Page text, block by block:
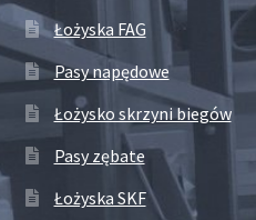
Łożyska FAG
Pasy napędowe
Łożysko skrzyni biegów
Pasy zębate
Łożyska SKF